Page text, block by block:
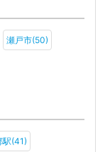
瀬戸市(50)
駅(41)